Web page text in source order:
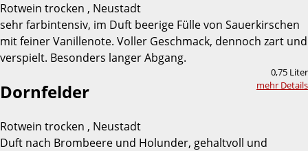
Rotwein trocken , Neustadt
sehr farbintensiv, im Duft beerige Fülle von Sauerkirschen
mit feiner Vanillenote. Voller Geschmack, dennoch zart und
verspielt. Besonders langer Abgang.
0,75 Liter
mehr Details
Dornfelder
Rotwein trocken , Neustadt
Duft nach Brombeere und Holunder, gehaltvoll und